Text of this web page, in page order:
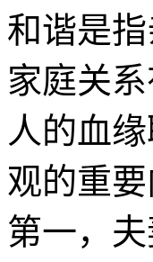
和谐是
家庭关
人的血
观的重
第一，